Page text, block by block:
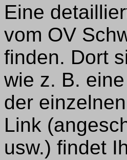
Eine
vom OV
finden. Dort
wie z. B.
der
Link
usw.) findet